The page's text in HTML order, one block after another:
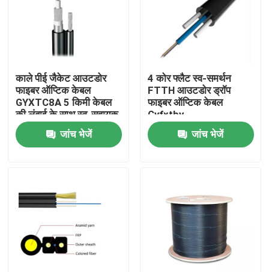
उत्पादों
हमारे बारे में
काले पीई जैकेट आउटडोर
फाइबर ऑप्टिक केबल
GYXTC8A 5 किमी केबल
की लंबाई के साथ स्व-सहायक
हवाई केबल
जांच भेजें
4 कोर फ्लैट स्व-समर्थन
FTTH आउटडोर ड्रॉप
फाइबर ऑप्टिक केबल
Gyfxtby
जांच भेजें